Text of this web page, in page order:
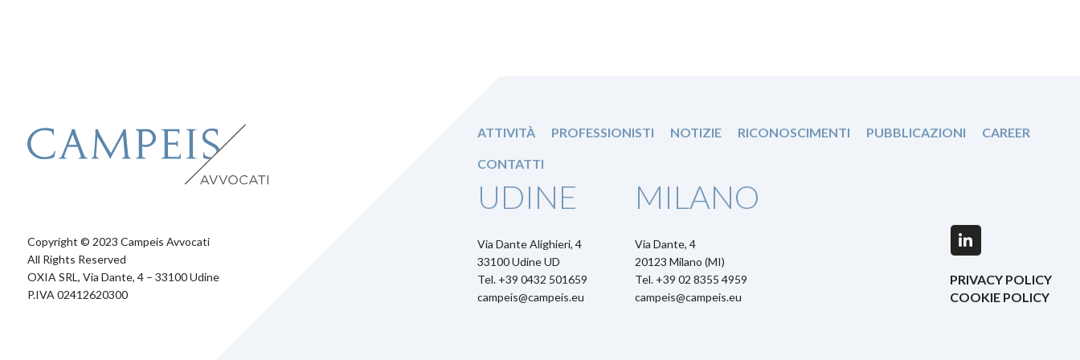
Copyright © 2023 Campeis Avvocati
All Rights Reserved
OXIA SRL, Via Dante, 4 – 33100 Udine
P.IVA 02412620300
ATTIVITÀ PROFESSIONISTI NOTIZIE RICONOSCIMENTI PUBBLICAZIONI CAREER
CONTATTI
UDINE
Via Dante Alighieri, 4
33100 Udine UD
Tel. +39 0432 501659
campeis@campeis.eu
MILANO
Via Dante, 4
20123 Milano (MI)
Tel. +39 02 8355 4959
campeis@campeis.eu
LinkedIn
PRIVACY POLICY
COOKIE POLICY